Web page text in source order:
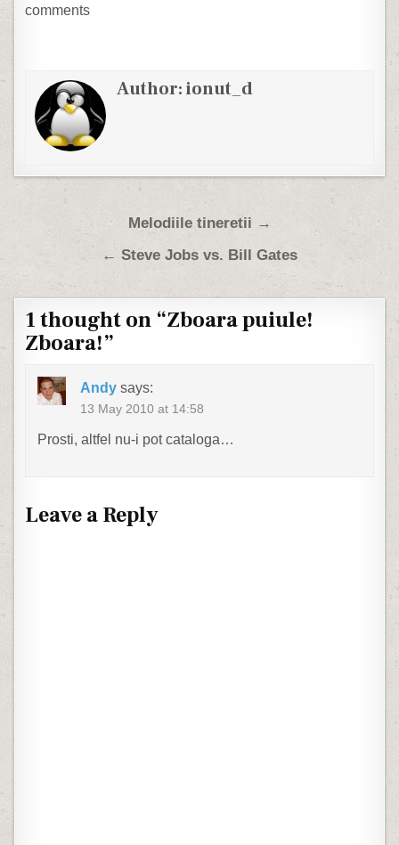
comments
Author:ionut_d
Post navigationMelodiile tineretii →
← Steve Jobs vs. Bill Gates
1 thought on “Zboara puiule!
Zboara!”
Andy says:
13 May 2010 at 14:58
Prosti, altfel nu-i pot cataloga…
Leave a Reply